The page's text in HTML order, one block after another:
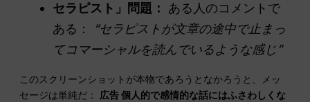
セラピスト」問題：
ある人のコメントで
ある：
“セラピストが文章の途中で止まっ
てコマーシャルを読んでいるような感じ”
このスクリーンショットが本物であろうとなかろうと、メッ
セージは単純だ： 広告個人的で感情的な話にはふさわしくな